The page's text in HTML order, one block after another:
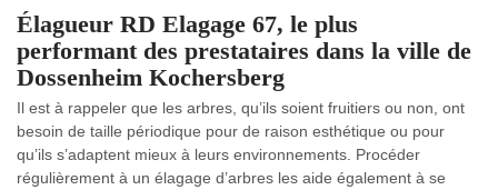
Élagueur RD Elagage 67, le plus
performant des prestataires dans la ville de
Dossenheim Kochersberg
Il est à rappeler que les arbres, qu’ils soient fruitiers ou non, ont
besoin de taille périodique pour de raison esthétique ou pour
qu’ils s’adaptent mieux à leurs environnements. Procéder
régulièrement à un élagage d’arbres les aide également à se